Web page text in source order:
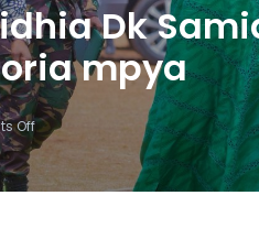
Dk
mpya
Off
On
Karatu
Imeridhia
Dk